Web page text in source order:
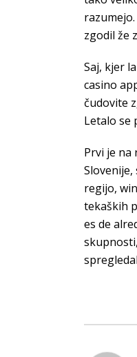
zgodil že
Saj, kjer
casino
čudovite
Letalo se
Prvi je na
regijo,
tekaških
es de